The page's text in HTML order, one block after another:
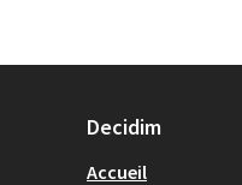
Decidim
Accueil